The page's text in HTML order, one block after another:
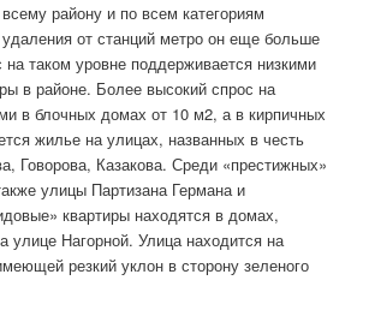
району и по всем категориям
от станций метро он еще больше
таком уровне поддерживается низкими
в районе. Более высокий спрос на
в блочных домах от 10 м2, а в кирпичных
жилье на улицах, названных в честь
Говорова, Казакова. Среди «престижных»
улицы Партизана Германа и
квартиры находятся в домах,
улице Нагорной. Улица находится на
резкий уклон в сторону зеленого